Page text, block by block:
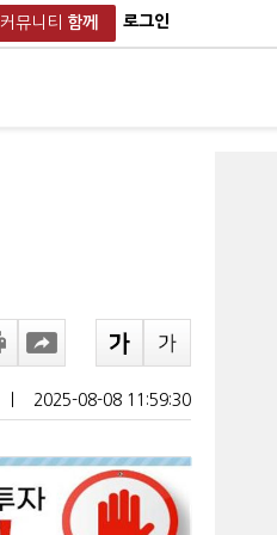
커뮤니티 함께 로그인
2025-08-08 11:59:30